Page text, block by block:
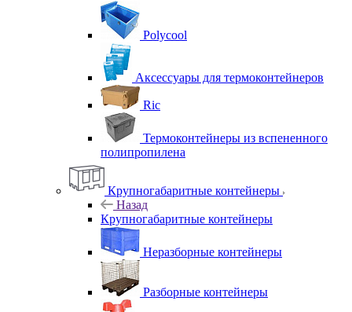
Polycool
Аксессуары для термоконтейнеров
Ric
Термоконтейнеры из вспененного
полипропилена
Крупногабаритные контейнеры
Назад
Крупногабаритные контейнеры
Неразборные контейнеры
Разборные контейнеры